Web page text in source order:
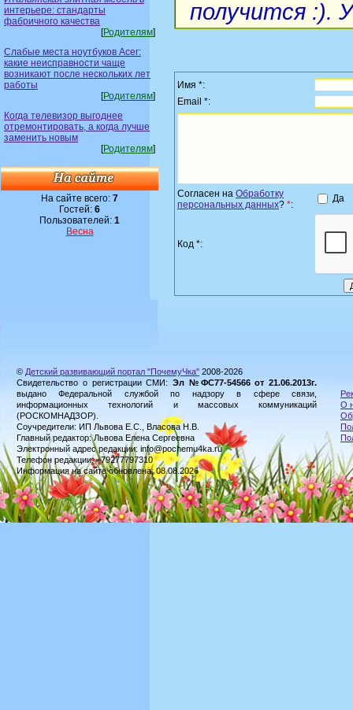
интерьере: стандарты
фабричного качества
[Родителям]
Слабые места ноутбуков Acer:
какие неисправности чаще
возникают после нескольких лет
работы
[Родителям]
Когда телевизор выгоднее
отремонтировать, а когда лучше
заменить новым
[Родителям]
На сайте всего: 7
Гостей: 6
Пользователей: 1
Весна
получится :).
Имя *:
Email *:
Согласен на Обработку
персональных данных? *:
Да
Код *:
© Детский развивающий портал "ПочемуЧка" 2008-2026
Свидетельство о регистрации СМИ: Эл №ФС77-54566 от 21.06.2013г.
выдано Федеральной службой по надзору в сфере связи,
информационных технологий и массовых коммуникаций
(РОСКОМНАДЗОР).
Соучредители: ИП Львова Е.С., Власова Н.В.
Главный редактор: Львова Елена Сергеевна
Электронный адрес редакции: info@pochemu4ka.ru
Телефон редакции: +79277797310
Информация на сайте обновлена: 08.08.2026
О